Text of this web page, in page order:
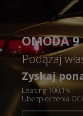
OMODA
Podążaj
Zyskaj
Leasing 100,1%1
Ubezpieczenia